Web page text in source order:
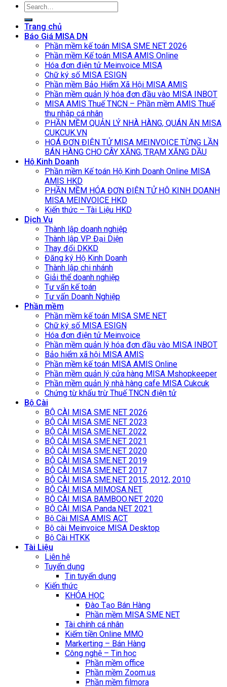
Search
for:
Trang chủ
Báo Giá MISA DN
Phần mềm kế toán MISA SME NET 2026
Phần mềm Kế toán MISA AMIS Online
Hóa đơn điện tử Meinvoice MISA
Chữ ký số MISA ESIGN
Phần mềm Bảo Hiểm Xã Hội MISA AMIS
Phần mềm quản lý hóa đơn đầu vào MISA INBOT
MISA AMIS Thuế TNCN – Phần mềm AMIS Thuế
thu nhập cá nhân
PHẦN MỀM QUẢN LÝ NHÀ HÀNG, QUÁN ĂN MISA
CUKCUK.VN
HOÁ ĐƠN ĐIỆN TỬ MISA MEINVOICE TỪNG LẦN
BÁN HÀNG CHO CÂY XĂNG, TRẠM XĂNG DẦU
Hộ Kinh Doanh
Phần mềm Kế toán Hộ Kinh Doanh Online MISA
AMIS HKD
PHẦN MỀM HÓA ĐƠN ĐIỆN TỬ HỘ KINH DOANH
MISA MEINVOICE HKD
Kiến thức – Tài Liệu HKD
Dịch Vụ
Thành lập doanh nghiệp
Thành lập VP Đại Diện
Thay đổi DKKD
Đăng ký Hộ Kinh Doanh
Thành lập chi nhánh
Giải thể doanh nghiệp
Tư vấn kế toán
Tư vấn Doanh Nghiệp
Phần mềm
Phần mềm kế toán MISA SME NET
Chữ ký số MISA ESIGN
Hóa đơn điện tử Meinvoice
Phần mềm quản lý hóa đơn đầu vào MISA INBOT
Bảo hiểm xã hội MISA AMIS
Phần mềm kế toán MISA AMIS Online
Phần mềm quản lý cửa hàng MISA Mshopkeeper
Phần mềm quản lý nhà hàng cafe MISA Cukcuk
Chứng từ khấu trừ Thuế TNCN điện tử
Bộ Cài
BỘ CÀI MISA SME NET 2026
BỘ CÀI MISA SME NET 2023
BỘ CÀI MISA SME.NET 2022
BỘ CÀI MISA SME.NET 2021
BỘ CÀI MISA SME.NET 2020
BỘ CÀI MISA SME.NET 2019
BỘ CÀI MISA SME.NET 2017
BỘ CÀI MISA SME.NET 2015, 2012, 2010
BỘ CÀI MISA MIMOSA.NET
BỘ CÀI MISA BAMBOO.NET 2020
BỘ CÀI MISA Panda.NET 2021
Bộ Cài MISA AMIS ACT
Bộ cài Meinvoice MISA Desktop
Bộ Cài HTKK
Tài Liệu
Liên hệ
Tuyển dụng
Tin tuyển dụng
Kiến thức
KHÓA HỌC
Đào Tạo Bán Hàng
Phần mềm MISA SME NET
Tài chính cá nhân
Kiếm tiền Online MMO
Markerting – Bán Hàng
Công nghệ – Tin học
Phần mềm office
Phần mềm Zoom.us
Phần mềm filmora